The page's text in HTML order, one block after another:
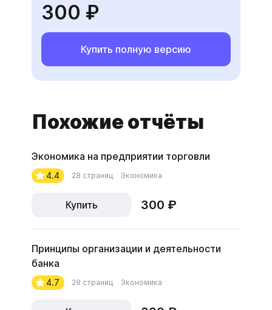
300 ₽
Купить полную версию
Похожие отчёты
Экономика на предприятии торговли
4.4 28 страниц Экономика
Купить 300 ₽
Принципы организации и деятельности
банка
4.7 28 страниц Экономика